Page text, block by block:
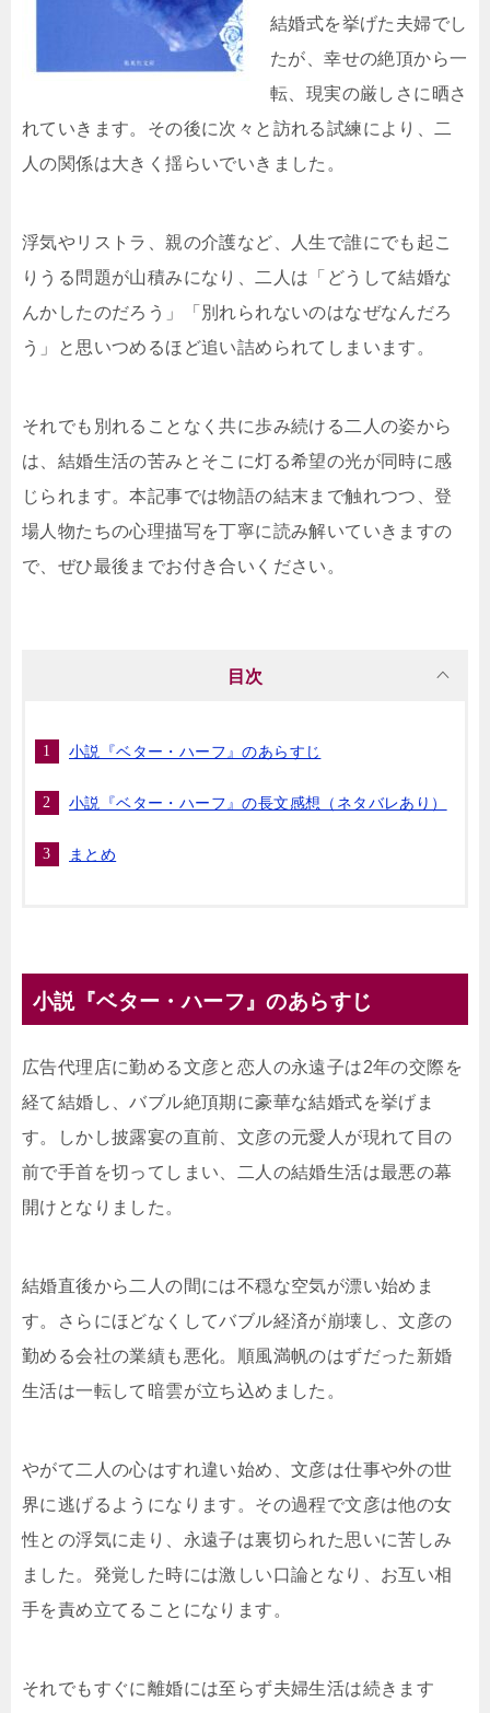
結婚式を挙げた夫婦でし
たが、幸せの絶頂から一
転、現実の厳しさに晒さ
れていきます。その後に次々と訪れる試練により、二
人の関係は大きく揺らいでいきました。
浮気やリストラ、親の介護など、人生で誰にでも起こ
りうる問題が山積みになり、二人は「どうして結婚な
んかしたのだろう」「別れられないのはなぜなんだろ
う」と思いつめるほど追い詰められてしまいます。
それでも別れることなく共に歩み続ける二人の姿から
は、結婚生活の苦みとそこに灯る希望の光が同時に感
じられます。本記事では物語の結末まで触れつつ、登
場人物たちの心理描写を丁寧に読み解いていきますの
で、ぜひ最後までお付き合いください。
目次
小説『ベター・ハーフ』のあらすじ
小説『ベター・ハーフ』の長文感想（ネタバレあり）
まとめ
小説『ベター・ハーフ』のあらすじ
広告代理店に勤める文彦と恋人の永遠子は2年の交際を
経て結婚し、バブル絶頂期に豪華な結婚式を挙げま
す。しかし披露宴の直前、文彦の元愛人が現れて目の
前で手首を切ってしまい、二人の結婚生活は最悪の幕
開けとなりました。
結婚直後から二人の間には不穏な空気が漂い始めま
す。さらにほどなくしてバブル経済が崩壊し、文彦の
勤める会社の業績も悪化。順風満帆のはずだった新婚
生活は一転して暗雲が立ち込めました。
やがて二人の心はすれ違い始め、文彦は仕事や外の世
界に逃げるようになります。その過程で文彦は他の女
性との浮気に走り、永遠子は裏切られた思いに苦しみ
ました。発覚した時には激しい口論となり、お互い相
手を責め立てることになります。
それでもすぐに離婚には至らず夫婦生活は続きます